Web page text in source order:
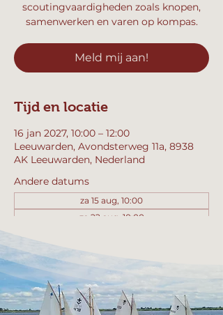
scoutingvaardigheden zoals knopen,
samenwerken en varen op kompas.
Meld mij aan!
Tijd en locatie
16 jan 2027, 10:00 – 12:00
Leeuwarden, Avondsterweg 11a, 8938
AK Leeuwarden, Nederland
Andere datums
za 15 aug, 10:00
za 22 aug, 10:00
Bekijk alle 357 datums
Meld mij aan!